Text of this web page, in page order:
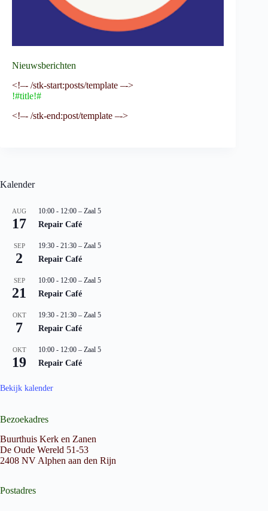
Nieuwsberichten
<!–- /stk-start:posts/template –->
!#title!#
<!–- /stk-end:post/template –->
Kalender
AUG
17
10:00 - 12:00 – Zaal 5
Repair Café
SEP
2
19:30 - 21:30 – Zaal 5
Repair Café
SEP
21
10:00 - 12:00 – Zaal 5
Repair Café
OKT
7
19:30 - 21:30 – Zaal 5
Repair Café
OKT
19
10:00 - 12:00 – Zaal 5
Repair Café
Bekijk kalender
Bezoekadres
Buurthuis Kerk en Zanen
De Oude Wereld 51-53
2408 NV Alphen aan den Rijn
Postadres